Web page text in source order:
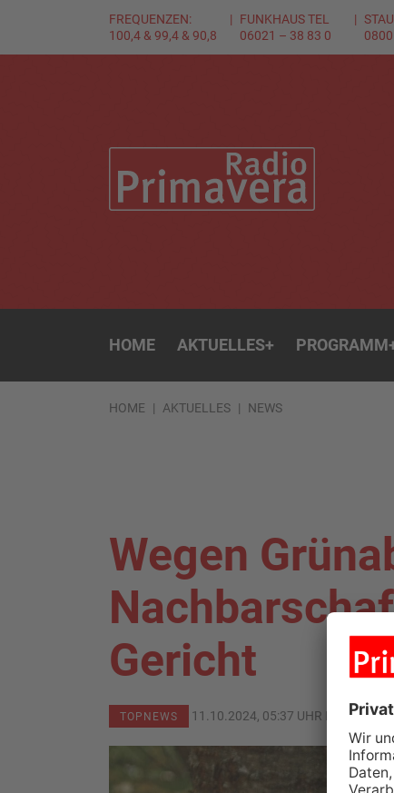
FREQUENZEN:
100,4 & 99,4 & 90,8
FUNKHAUS TEL
06021 – 38 83 0
HOME AKTUELLES+ PROGRAMM
HOME AKTUELLES NEWS
Wegen
Gericht
TOPNEWS 11.10.2024, 05:37 UHR IN KREIS